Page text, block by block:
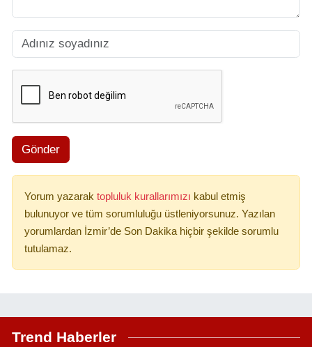
Gönder
Yorum yazarak topluluk kurallarımızı kabul etmiş
bulunuyor ve tüm sorumluluğu üstleniyorsunuz. Yazılan
yorumlardan İzmir’de Son Dakika hiçbir şekilde sorumlu
tutulamaz.
Trend Haberler